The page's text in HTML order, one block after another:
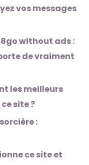
vos messages
without ads :
de vraiment
les meilleurs
site ?
:
ce site et